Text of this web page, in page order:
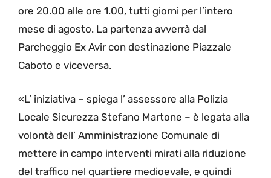
ore 20.00 alle ore 1.00, tutti giorni per l’intero
mese di agosto. La partenza avverrà dal
Parcheggio Ex Avir con destinazione Piazzale
Caboto e viceversa.
«L’ iniziativa – spiega l’ assessore alla Polizia
Locale Sicurezza Stefano Martone – è legata alla
volontà dell’ Amministrazione Comunale di
mettere in campo interventi mirati alla riduzione
del traffico nel quartiere medioevale, e quindi